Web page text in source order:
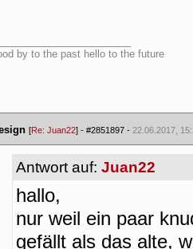
by to the past hello to the future
[Re: Juan22] - #2851897 - 22.06.2017,
Antwort auf: Juan22
hallo,
nur weil ein paar
gefällt als das alte,